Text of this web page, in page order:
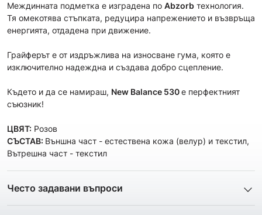
Междинната подметка е изградена по Abzorb технология.
Тя омекотява стъпката, редуцира напрежението и възвръща
енергията, отдадена при движение.
Грайферът е от издръжлива на износване гума, която е
изключително надеждна и създава добро сцепление.
Където и да се намираш, New Balance 530е перфектният
съюзник!
ЦВЯТ: Розов
СЪСТАВ: Външна част - естествена кожа (велур) и текстил,
Вътрешна част - текстил
Често задавани въпроси